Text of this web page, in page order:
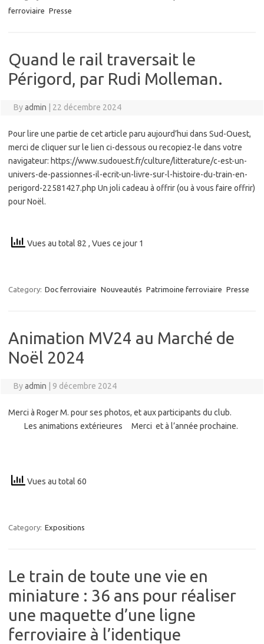
ferroviaire Presse
Quand le rail traversait le
Périgord, par Rudi Molleman.
Byadmin 22 décembre 2024
Pour lire une partie de cet article paru aujourd’hui dans Sud-Ouest,
merci de cliquer sur le lien ci-dessous ou recopiez-le dans votre
navigateur: https://www.sudouest.fr/culture/litterature/c-est-un-
univers-de-passionnes-il-ecrit-un-livre-sur-l-histoire-du-train-en-
perigord-22581427.php Un joli cadeau à offrir (ou à vous faire offrir)
pour Noël.
Vues au total 82 , Vues ce jour 1
Category: Doc ferroviaire Nouveautés Patrimoine ferroviaire Presse
Animation MV24 au Marché de
Noël 2024
Byadmin 9 décembre 2024
Merci à Roger M. pour ses photos, et aux participants du club.
Les animations extérieures Merci et à l’année prochaine.
Vues au total 60
Category: Expositions
Le train de toute une vie en
miniature : 36 ans pour réaliser
une maquette d’une ligne
ferroviaire à l’identique